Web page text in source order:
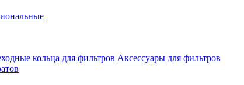
кольца для фильтров Аксессуары для фильтров